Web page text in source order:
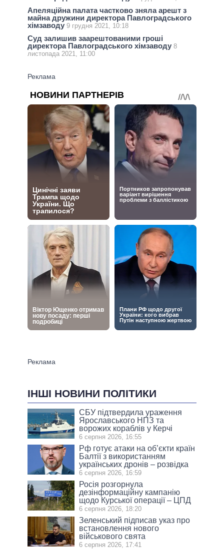
Апеляційна палата частково зняла арешт з
майна дружини директора Павлоградського
хімзаводу 9 грудня 2021, 10:18
Суд залишив заарештованими гроші
директора Павлоградського хімзаводу 8
листопада 2021, 11:00
ІНШІ НОВИНИ ПОЛІТИКИ
СБУ підтвердила ураження
Ярославського НПЗ та
ворожих кораблів у Керчі
6 серпня 2026, 16:55
Рф готує атаки на об’єкти країн
Балтії з використанням
українських дронів – розвідка
6 серпня 2026, 16:59
Росія розгорнула
дезінформаційну кампанію
щодо Курської операції – ЦПД
6 серпня 2026, 18:20
Зеленський підписав указ про
встановлення нового
військового свята
6 серпня 2026, 17:41